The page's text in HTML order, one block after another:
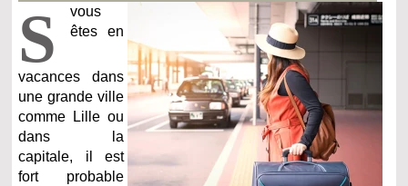
S
vous
êtes en
vacances dans
une grande ville
comme Lille ou
dans la
capitale, il est
fort probable